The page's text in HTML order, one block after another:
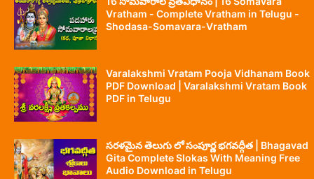
Vratham - Complete Vratham in Telugu -
Shodasa-Somavara-Vratham
Varalakshmi Vratam Pooja Vidhanam Book
PDF Download | Varalakshmi Vratam Book
PDF in Telugu
సరళమైన తెలుగు లో సంపూర్ణ భగవద్గీత | Bhagavad
Gita Complete Slokas With Meaning Free
Audio Download in Telugu